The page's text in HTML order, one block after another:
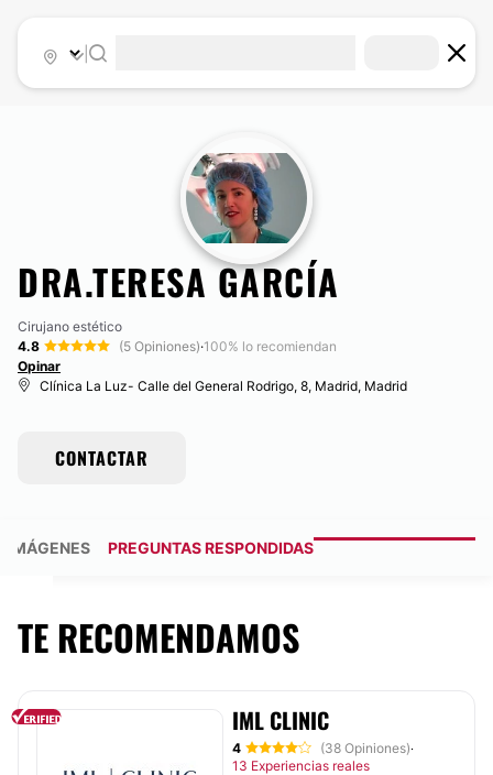
DRA.TERESA GARCÍA
Cirujano estético
4.8
(5 Opiniones)·100% lo recomiendan
Opinar
Clínica La Luz- Calle del General Rodrigo, 8, Madrid, Madrid
CONTACTAR
IMÁGENES PREGUNTAS RESPONDIDAS
TE RECOMENDAMOS
IML CLINIC
4 (38 Opiniones)·
13 Experiencias reales